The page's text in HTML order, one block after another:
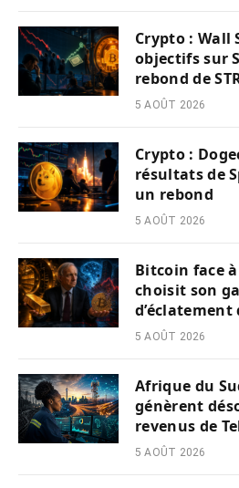
Crypto : Wall
objectifs sur
rebond de
5 AOÛT 2026
Crypto :
résultats de
un rebond
5 AOÛT 2026
Bitcoin face
choisit son
5 AOÛT 2026
Afrique du
génèrent
revenus de
5 AOÛT 2026